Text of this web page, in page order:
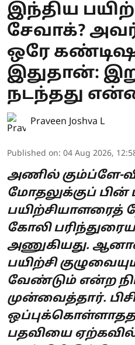
இந்திய
சேவாக்?
ஒரே
இதுதான்:
நடந்தது
Praveen Joshva L
Published on: 04 Aug 2026,
அணில் கும்ப்ளே-
மோதலுக்குப் பின்
பயிற்சியாளரைத்
கோலி
அணுகியது.
பயிற்சி
வேண்டும் என்ற
முன்வைத்தார்.
பதவியை